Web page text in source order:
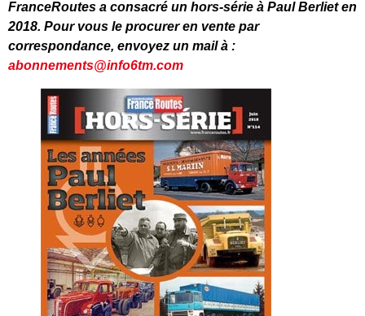
FranceRoutes a consacré un hors-série à Paul Berliet en
2018. Pour vous le procurer en vente par
correspondance, envoyez un mail à :
abonnements@info6tm.com